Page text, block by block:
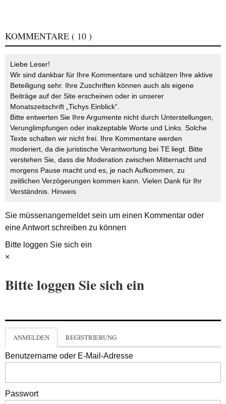
KOMMENTARE ( 10 )
Liebe Leser!
Wir sind dankbar für Ihre Kommentare und schätzen Ihre aktive
Beteiligung sehr. Ihre Zuschriften können auch als eigene
Beiträge auf der Site erscheinen oder in unserer
Monatszeitschrift „Tichys Einblick“.
Bitte entwerten Sie Ihre Argumente nicht durch Unterstellungen,
Verunglimpfungen oder inakzeptable Worte und Links. Solche
Texte schalten wir nicht frei. Ihre Kommentare werden
moderiert, da die juristische Verantwortung bei TE liegt. Bitte
verstehen Sie, dass die Moderation zwischen Mitternacht und
morgens Pause macht und es, je nach Aufkommen, zu
zeitlichen Verzögerungen kommen kann. Vielen Dank für Ihr
Verständnis. Hinweis
Sie müssenangemeldetsein um einen Kommentar oder
eine Antwort schreiben zu können
Bitte loggen Sie sich ein
×
Bitte loggen Sie sich ein
ANMELDEN REGISTRIERUNG
Benutzername oder E-Mail-Adresse
Passwort